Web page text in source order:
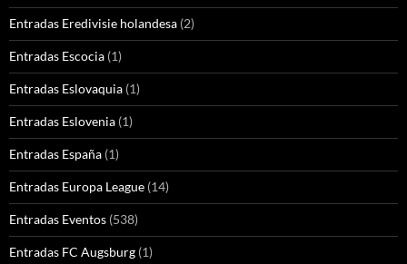
Entradas Eredivisie holandesa (2)
Entradas Escocia (1)
Entradas Eslovaquia (1)
Entradas Eslovenia (1)
Entradas España (1)
Entradas Europa League (14)
Entradas Eventos (538)
Entradas FC Augsburg (1)